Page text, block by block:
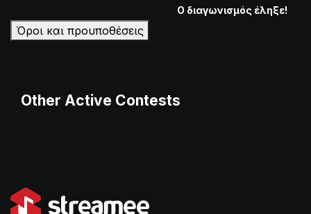
Ο διαγωνισμός έληξε!
Όροι και προυποθέσεις
Other Active Contests